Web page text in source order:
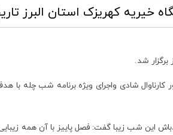
خیریه کهریزک استان البرز تاریخ ۰۲, دی ۱۴۰۲
شد.
شادی واجرای ویژه برنامه شب چله با
این شب زیبا گفت: فصل پاییز با آن همه